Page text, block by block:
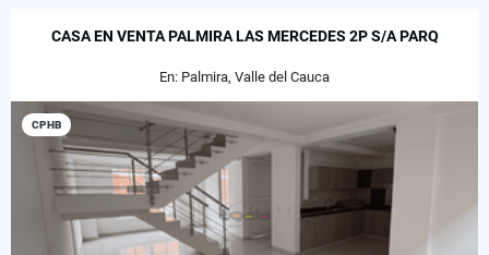
CASA EN VENTA PALMIRA LAS MERCEDES 2P S/A PARQ
En: Palmira, Valle del Cauca
CPHB